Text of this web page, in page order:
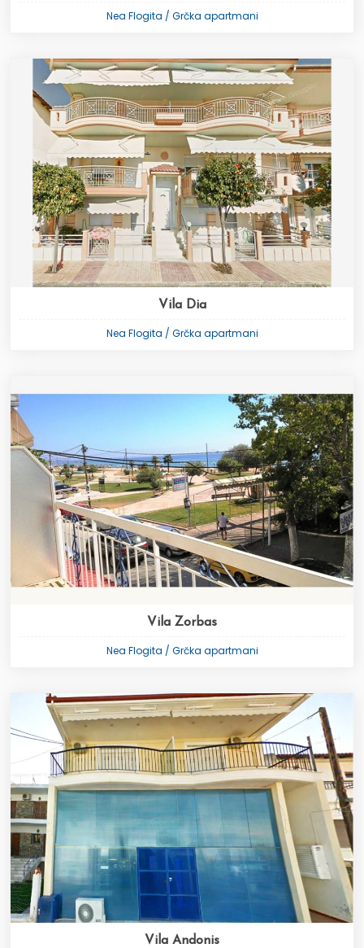
Nea Flogita / Grčka apartmani
Vila Dia
Nea Flogita / Grčka apartmani
Vila Zorbas
Nea Flogita / Grčka apartmani
Vila Andonis